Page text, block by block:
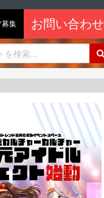
募集 お問い合わせ